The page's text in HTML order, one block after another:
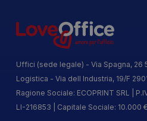
Uffici (sede legale) - Via Spagna, 26
Logistica - Via dell Industria, 19/F
Ragione Sociale: ECOPRINT SRL |
LI-216853 | Capitale Sociale: 10.000 €